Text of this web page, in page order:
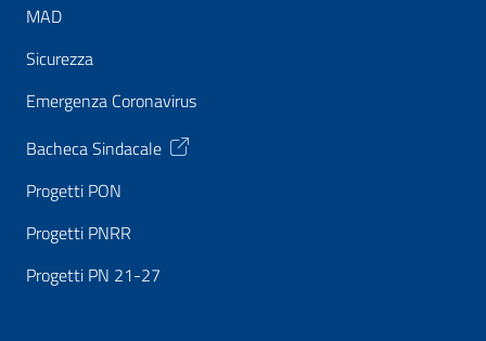
MAD
Sicurezza
Emergenza Coronavirus
Bacheca Sindacale
Progetti PON
Progetti PNRR
Progetti PN 21-27